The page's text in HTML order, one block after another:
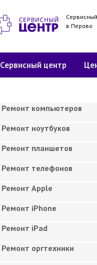
в Перово
Сервисный центр
Ремонт компьютеров
Ремонт ноутбуков
Ремонт планшетов
Ремонт телефонов
Ремонт Apple
Ремонт iPhone
Ремонт iPad
Ремонт оргтехники